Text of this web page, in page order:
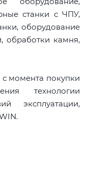
станки с ЧПУ,
оборудование
обработки камня,
с момента покупки
технологии
эксплуатации,